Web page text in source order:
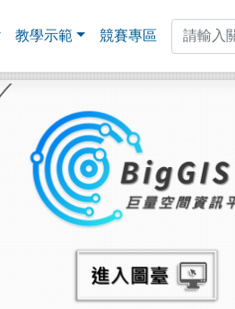
教學示範 競賽專區